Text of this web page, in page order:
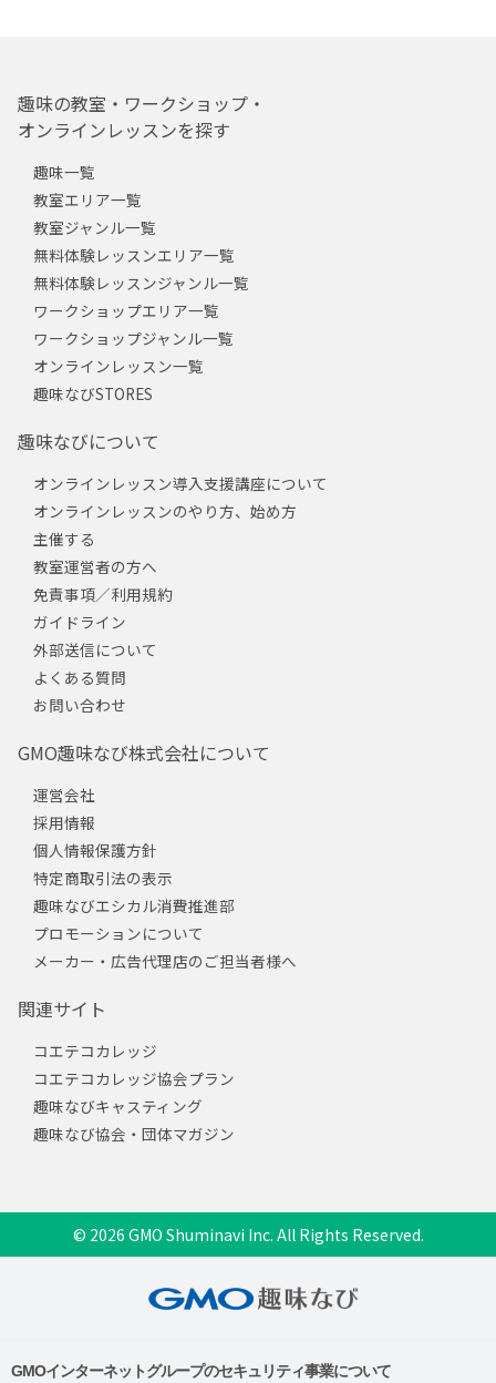
趣味の教室・ワークショップ・
オンラインレッスンを探す
趣味一覧
教室エリア一覧
教室ジャンル一覧
無料体験レッスンエリア一覧
無料体験レッスンジャンル一覧
ワークショップエリア一覧
ワークショップジャンル一覧
オンラインレッスン一覧
趣味なびSTORES
趣味なびについて
オンラインレッスン導入支援講座について
オンラインレッスンのやり方、始め方
主催する
教室運営者の方へ
免責事項／利用規約
ガイドライン
外部送信について
よくある質問
お問い合わせ
GMO趣味なび株式会社について
運営会社
採用情報
個人情報保護方針
特定商取引法の表示
趣味なびエシカル消費推進部
プロモーションについて
メーカー・広告代理店のご担当者様へ
関連サイト
コエテコカレッジ
コエテコカレッジ協会プラン
趣味なびキャスティング
趣味なび協会・団体マガジン
© 2026 GMO Shuminavi Inc. All Rights Reserved.